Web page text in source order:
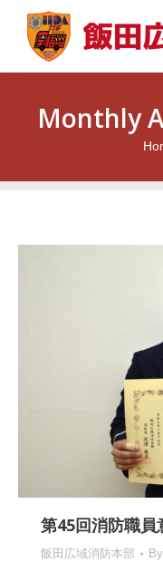
Monthly
第45回消防職員
飯田広域消防本部 By